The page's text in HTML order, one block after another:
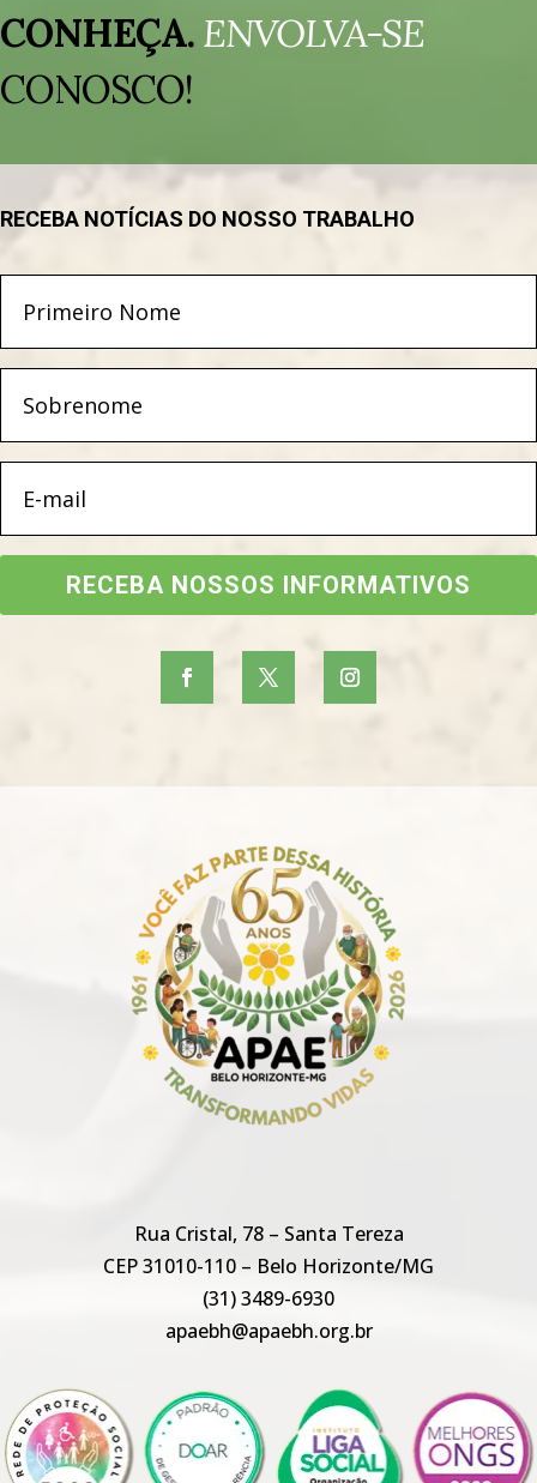
de
vídeo
CONHEÇA.ENVOLVA-SE
CONOSCO!
RECEBA NOTÍCIAS DO NOSSO TRABALHO
RECEBA NOSSOS INFORMATIVOS
Rua Cristal, 78 – Santa Tereza
CEP 31010-110 – Belo Horizonte/MG
(31) 3489-6930
apaebh@apaebh.org.br